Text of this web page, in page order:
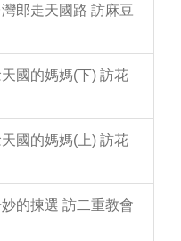
郎走天國路 訪麻豆
國的媽媽(下) 訪花
國的媽媽(上) 訪花
的揀選 訪二重教會